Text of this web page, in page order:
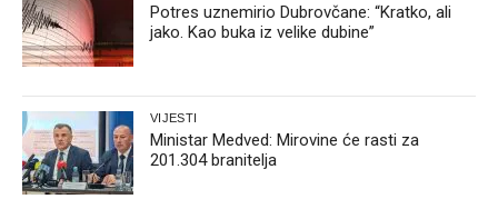
Potres uznemirio Dubrovčane: “Kratko, ali
jako. Kao buka iz velike dubine”
VIJESTI
Ministar Medved: Mirovine će rasti za
201.304 branitelja